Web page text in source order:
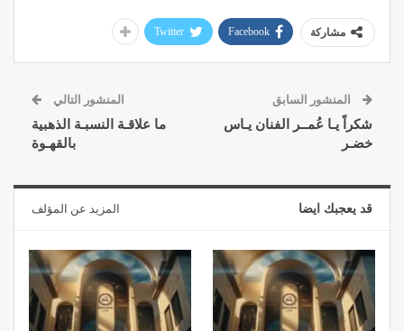
مشاركة Facebook
Twitter
المنشور السابق
شكراً يـا عُمــر الفنان يـاس
خضـر
المنشور التالي
ما علاقـة النسبـة الذهبية
بالقهـوة
قد يعجبك ايضا المزيد عن المؤلف